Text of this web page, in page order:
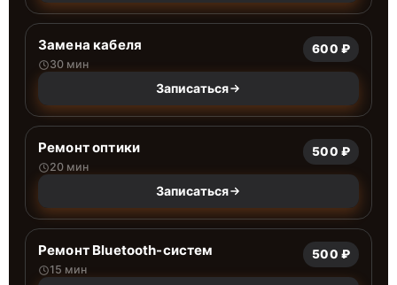
Замена кабеля
30 мин
600 ₽
Записаться
Ремонт оптики
20 мин
500 ₽
Записаться
Ремонт Bluetooth-систем
15 мин
500 ₽